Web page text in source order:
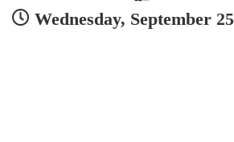
Wednesday, September